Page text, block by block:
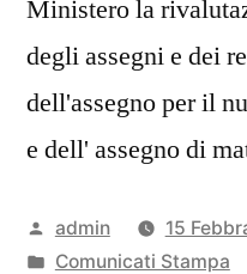
Ministero la
degli assegni e dei
dell'assegno per il
e dell' assegno di
Pubblicato
da
admin
15
Pubblicato
Comunicati Stampa